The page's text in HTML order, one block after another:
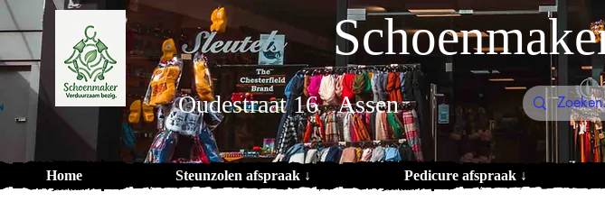
Oudestraat 16 Assen
Home Steunzolen afspraak ↓ Pedicure afspraak ↓